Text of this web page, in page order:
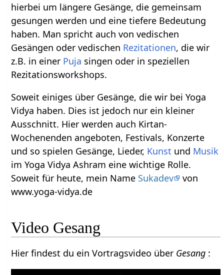
hierbei um längere Gesänge, die gemeinsam
gesungen werden und eine tiefere Bedeutung
haben. Man spricht auch von vedischen
Gesängen oder vedischen Rezitationen, die wir
z.B. in einer Puja singen oder in speziellen
Rezitationsworkshops.
Soweit einiges über Gesänge, die wir bei Yoga
Vidya haben. Dies ist jedoch nur ein kleiner
Ausschnitt. Hier werden auch Kirtan-
Wochenenden angeboten, Festivals, Konzerte
und so spielen Gesänge, Lieder, Kunst und Musik
im Yoga Vidya Ashram eine wichtige Rolle.
Soweit für heute, mein Name Sukadev
von
www.yoga-vidya.de
Video Gesang
Hier findest du ein Vortragsvideo über Gesang :